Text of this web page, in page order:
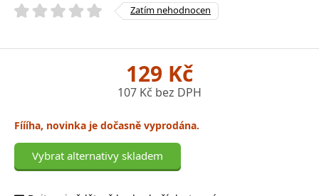
Zatím nehodnocen
129 Kč
107 Kč bez DPH
Fíííha, novinka je dočasně vyprodána.
Vybrat alternativy skladem